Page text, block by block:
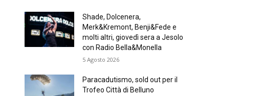
Shade, Dolcenera,
Merk&Kremont, Benji&Fede e
molti altri, giovedì sera a Jesolo
con Radio Bella&Monella
5 Agosto 2026
Paracadutismo, sold out per il
Trofeo Città di Belluno